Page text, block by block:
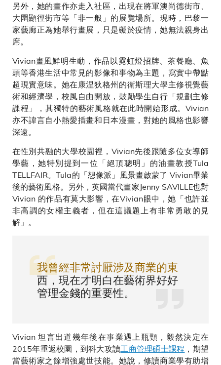
另外，她的畫作亦走入社區，出現在將軍澳尚德街市、
大圍顯徑街市等「非一般」的展覽場所。現時，巴黎一
家藝廊正為她舉行畫展，只是礙於疫情，她無法親身出
席。
Vivian畫風鮮明生動，作品以霓虹燈招牌、茶餐廳、魚
頭等香港生活中常見的影像和事物為主題，寫實中帶點
超現實意味。她在康涅狄格州的衛斯理大學主修視覺藝
術和經濟學，校風自由開放，鼓勵學生自行「規劃主修
課程」，其獨特的藝術風格就在此時開始形成。Vivian
亦不諱言自小熱愛插畫和日本漫畫，對她的風格也影響
深遠。
在性別共融的大學校園裡，Vivian先後跟隨多位女導師
學藝，她特別提到一位「絕頂聰明」的油畫教授Tula
TELLFAIR。Tula的「想像派」風景畫啟蒙了 Vivian畢業
後的藝術風格。另外，英國當代畫家Jenny SAVILLE也對
Vivian 的作品有莫大影響，在Vivian眼中，她「也許並
非高調的女權主義者，但在這議題上有非常勇敢的見
解」。
我曾經非常討厭涉及商業的東
西，現在才明白在藝術界好好
管理金錢的重要性。
Vivian 坦言出道幾年後在事業遇上瓶頸，毅然決定在
2015年重返校園，到科大攻讀工商管理碩士課程 ，期望
當藝術家之餘增強處世技能。她說，修讀商業學有助增